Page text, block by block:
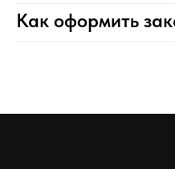
Как оформить